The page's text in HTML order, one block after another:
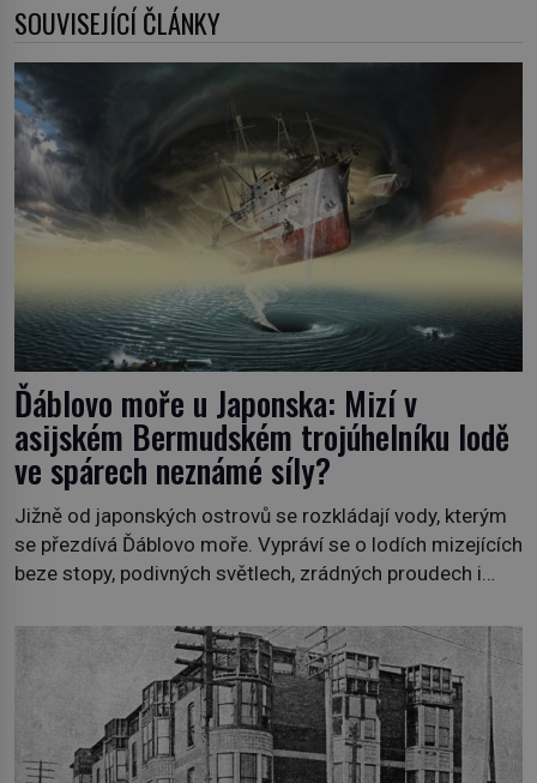
SOUVISEJÍCÍ ČLÁNKY
Ďáblovo moře u Japonska: Mizí v
asijském Bermudském trojúhelníku lodě
ve spárech neznámé síly?
Jižně od japonských ostrovů se rozkládají vody, kterým
se přezdívá Ďáblovo moře. Vypráví se o lodích mizejících
beze stopy, podivných světlech, zrádných proudech i
dávných legendách. Je tichomořský Dračí trojúhelník
skutečně prokletým místem, nebo se zde jen
nebezpečná příroda proměnila v jednu z
nejpůsobivějších námořních záhad? […]